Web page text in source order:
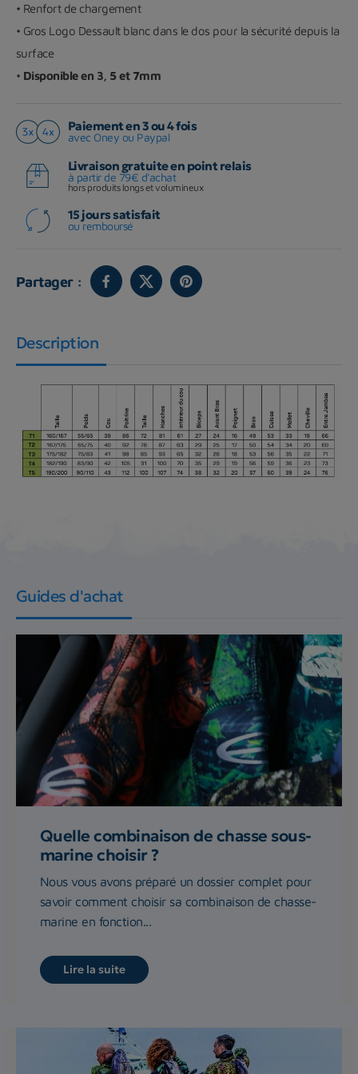
• Renfort de chargement
• Gros Logo Dessault blanc dans le dos pour la sécurité depuis la
surface
• Disponible en 3, 5 et 7mm
Paiement en 3 ou 4 fois
avec Oney ou Paypal
Livraison gratuite en point relais
à partir de 79€ d'achat
hors produits longs et volumineux
15 jours satisfait
ou remboursé
Partager :
Description
Guides d'achat
Quelle combinaison de chasse sous-
marine choisir ?
Nous vous avons préparé un dossier complet pour
savoir comment choisir sa combinaison de chasse-
marine en fonction...
Lire la suite